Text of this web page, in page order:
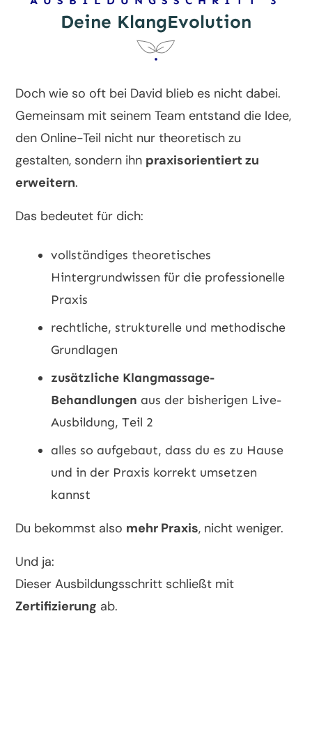
Deine KlangEvolution
Doch wie so oft bei David blieb es nicht dabei.
Gemeinsam mit seinem Team entstand die Idee,
den Online-Teil nicht nur theoretisch zu
gestalten, sondern ihn praxisorientiert zu
erweitern.
Das bedeutet für dich:
vollständiges theoretisches
Hintergrundwissen für die professionelle
Praxis
rechtliche, strukturelle und methodische
Grundlagen
zusätzliche Klangmassage-
Behandlungen aus der bisherigen Live-
Ausbildung, Teil 2
alles so aufgebaut, dass du es zu Hause
und in der Praxis korrekt umsetzen
kannst
Du bekommst also mehr Praxis, nicht weniger.
Und ja:
Dieser Ausbildungsschritt schließt mit
Zertifizierung ab.